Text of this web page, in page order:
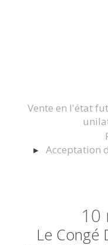
Vente en l'état
Acceptation
10
Le Congé